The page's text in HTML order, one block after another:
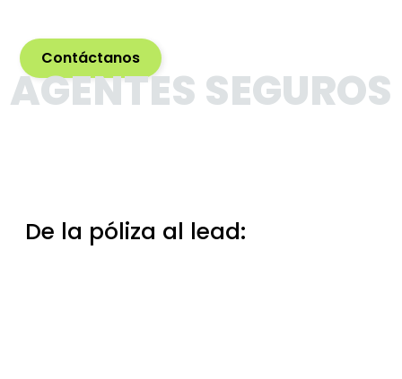
Contáctanos
AGENTES SEGUROS
De la póliza al lead:
pensado para agentes que